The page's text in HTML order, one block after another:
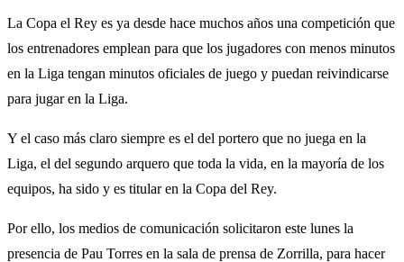
La Copa el Rey es ya desde hace muchos años una competición que
los entrenadores emplean para que los jugadores con menos minutos
en la Liga tengan minutos oficiales de juego y puedan reivindicarse
para jugar en la Liga.
Y el caso más claro siempre es el del portero que no juega en la
Liga, el del segundo arquero que toda la vida, en la mayoría de los
equipos, ha sido y es titular en la Copa del Rey.
Por ello, los medios de comunicación solicitaron este lunes la
presencia de Pau Torres en la sala de prensa de Zorrilla, para hacer